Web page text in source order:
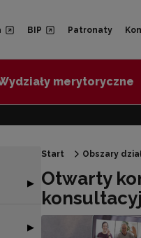
BIP Patronaty
merytoryczne
Rozwiń sekcję "Diagnoza
▶
Rozwiń sekcję
▶
Start Obszary
Otwarty